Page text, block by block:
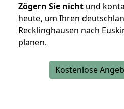
Zögern Sie nicht und
heute, um Ihren
Recklinghausen nach
planen.
Kostenlose